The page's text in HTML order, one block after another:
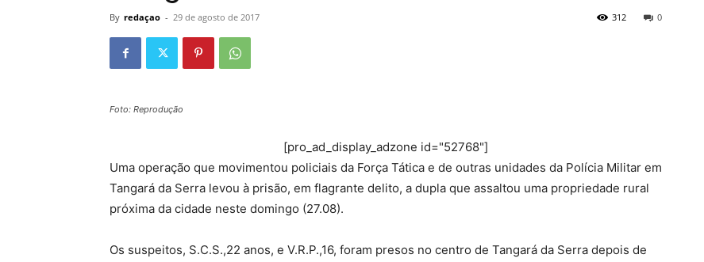
By redaçao - 29 de agosto de 2017 0
312
Foto: Reprodução
[pro_ad_display_adzone id="52768"]
Uma operação que movimentou policiais da Força Tática e de outras unidades da Polícia Militar em
Tangará da Serra levou à prisão, em flagrante delito, a dupla que assaltou uma propriedade rural
próxima da cidade neste domingo (27.08).
Os suspeitos, S.C.S.,22 anos, e V.R.P.,16, foram presos no centro de Tangará da Serra depois de